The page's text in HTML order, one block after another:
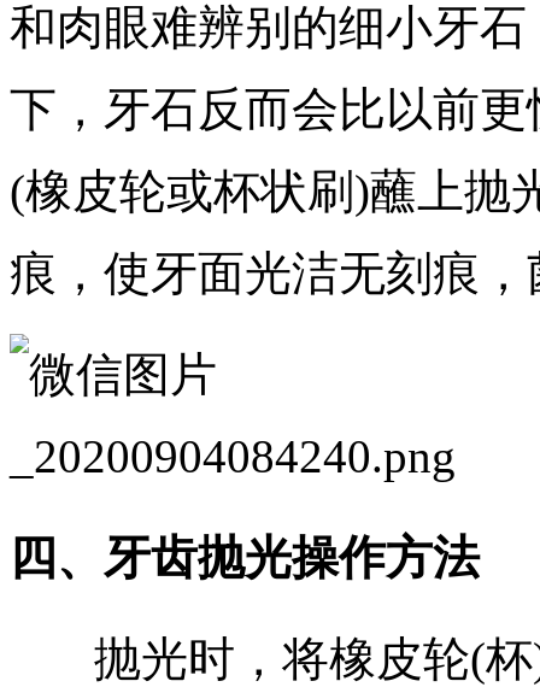
和肉眼难辨别的细小牙
下，牙石反而会比以前
(橡皮轮或杯状刷)蘸上抛
痕，使牙面光洁无刻痕
四、牙齿抛光操作方法
抛光时，将橡皮轮(杯)